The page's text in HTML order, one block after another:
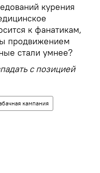
курения
к фанатикам,
продвижением
стали умнее?
с позицией
кампания